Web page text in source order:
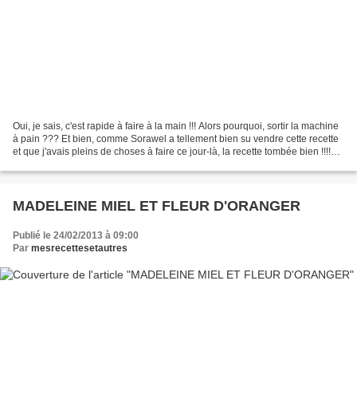
Oui, je sais, c'est rapide à faire à la main !!! Alors pourquoi, sortir la machine
à pain ??? Et bien, comme Sorawel a tellement bien su vendre cette recette
et que j'avais pleins de choses à faire ce jour-là, la recette tombée bien !!!!
MADELEINE MIEL ET FLEUR D'ORANGER
Publié le 24/02/2013 à 09:00
Par mesrecettesetautres